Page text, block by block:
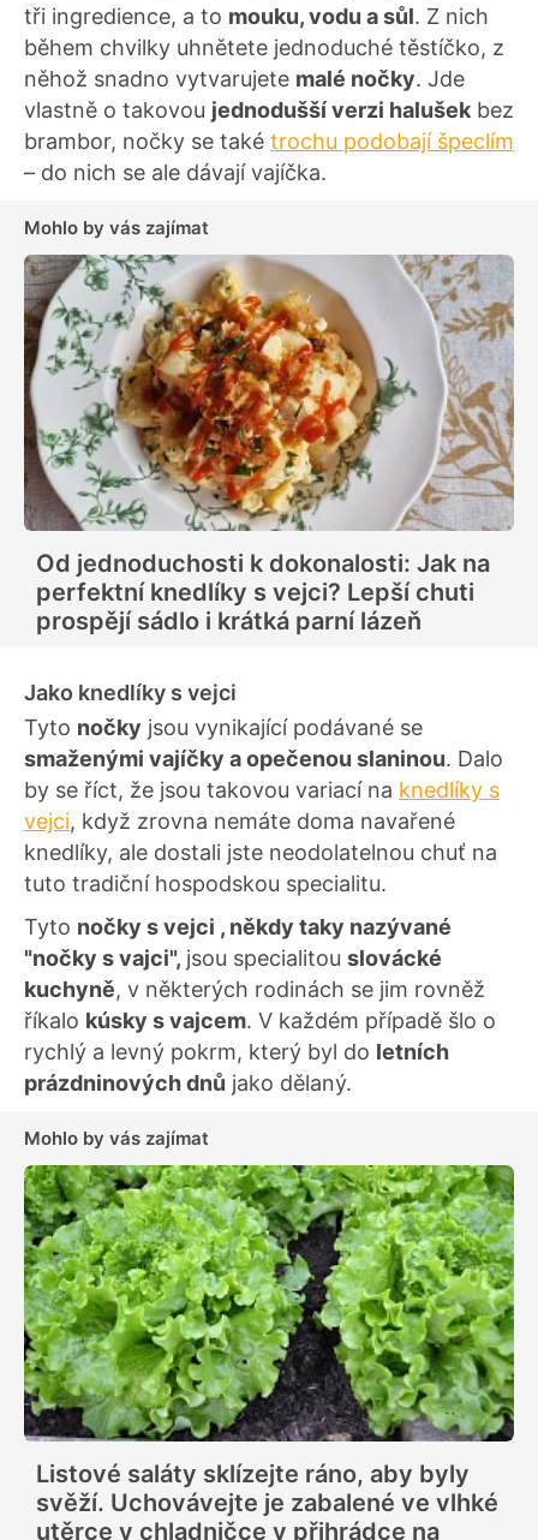
tři ingredience, a to mouku, vodu a sůl. Z nich
během chvilky uhnětete jednoduché těstíčko, z
něhož snadno vytvarujete malé nočky. Jde
vlastně o takovou jednodušší verzi halušek bez
brambor, nočky se také trochu podobají špeclím
– do nich se ale dávají vajíčka.
Mohlo by vás zajímat
Od jednoduchosti k dokonalosti: Jak na
perfektní knedlíky s vejci? Lepší chuti
prospějí sádlo i krátká parní lázeň
Jako knedlíky s vejci
Tyto nočky jsou vynikající podávané se
smaženými vajíčky a opečenou slaninou. Dalo
by se říct, že jsou takovou variací na knedlíky s
vejci, když zrovna nemáte doma navařené
knedlíky, ale dostali jste neodolatelnou chuť na
tuto tradiční hospodskou specialitu.
Tyto nočky s vejci , někdy taky nazývané
"nočky s vajci", jsou specialitou slovácké
kuchyně, v některých rodinách se jim rovněž
říkalo kúsky s vajcem. V každém případě šlo o
rychlý a levný pokrm, který byl do letních
prázdninových dnů jako dělaný.
Mohlo by vás zajímat
Listové saláty sklízejte ráno, aby byly
svěží. Uchovávejte je zabalené ve vlhké
utěrce v chladničce v přihrádce na